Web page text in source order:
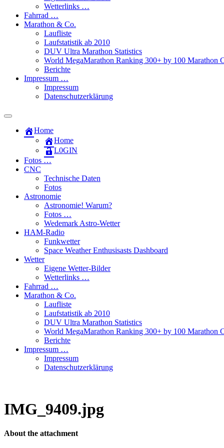
Wetterlinks …
Fahrrad …
Marathon & Co.
Laufliste
Laufstatistik ab 2010
DUV Ultra Marathon Statistics
World MegaMarathon Ranking 300+ by 100 Marathon
Berichte
Impressum …
Impressum
Datenschutzerklärung
Toggle
field
Home
Home
L​0​​GIN
Fotos …
CNC
Technische Daten
Fotos
Astronomie
Astronomie! Warum?
Fotos …
Wedemark Astro-Wetter
HAM-Radio
Funkwetter
Space Weather Enthusisasts Dashboard
Wetter
Eigene Wetter-Bilder
Wetterlinks …
Fahrrad …
Marathon & Co.
Laufliste
Laufstatistik ab 2010
DUV Ultra Marathon Statistics
World MegaMarathon Ranking 300+ by 100 Marathon
Berichte
Impressum …
Impressum
Datenschutzerklärung
IMG_9409.jpg
About the attachment